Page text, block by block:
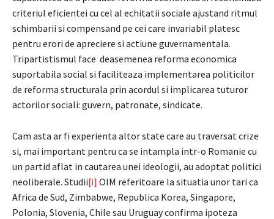
criteriul eficientei cu cel al echitatii sociale ajustand ritmul
schimbarii si compensand pe cei care invariabil platesc
pentru erori de apreciere si actiune guvernamentala.
Tripartistismul face deasemenea reforma economica
suportabila social si faciliteaza implementarea politicilor
de reforma structurala prin acordul si implicarea tuturor
actorilor sociali: guvern, patronate, sindicate.
Cam asta ar fi experienta altor state care au traversat crize
si, mai important pentru ca se intampla intr-o Romanie cu
un partid aflat in cautarea unei ideologii, au adoptat politici
neoliberale. Studii[i] OIM referitoare la situatia unor tari ca
Africa de Sud, Zimbabwe, Republica Korea, Singapore,
Polonia, Slovenia, Chile sau Uruguay confirma ipoteza